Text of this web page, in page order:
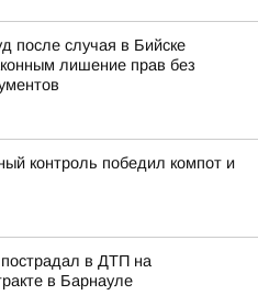
после случая в Бийске
лишение прав без
контроль победил компот и
в ДТП на
в Барнауле